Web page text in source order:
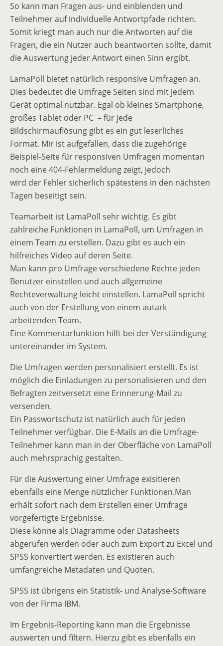
So kann man Fragen aus- und einblenden und
Teilnehmer auf individuelle Antwortpfade richten.
Somit kriegt man auch nur die Antworten auf die
Fragen, die ein Nutzer auch beantworten sollte, damit
die Auswertung jeder Antwort einen Sinn ergibt.
LamaPoll bietet natürlich responsive Umfragen an.
Dies bedeutet die Umfrage Seiten sind mit jedem
Gerät optimal nutzbar. Egal ob kleines Smartphone,
großes Tablet oder PC – für jede
Bildschirmauflösung gibt es ein gut leserliches
Format. Mir ist aufgefallen, dass die zugehörige
Beispiel-Seite für responsiven Umfragen momentan
noch eine 404-Fehlermeldung zeigt, jedoch
wird der Fehler sicherlich spätestens in den nächsten
Tagen beseitigt sein.
Teamarbeit ist LamaPoll sehr wichtig. Es gibt
zahlreiche Funktionen in LamaPoll, um Umfragen in
einem Team zu erstellen. Dazu gibt es auch ein
hilfreiches Video auf deren Seite.
Man kann pro Umfrage verschiedene Rechte jeden
Benutzer einstellen und auch allgemeine
Rechteverwaltung leicht einstellen. LamaPoll spricht
auch von der Erstellung von einem autark
arbeitenden Team.
Eine Kommentarfunktion hilft bei der Verständigung
untereinander im System.
Die Umfragen werden personalisiert erstellt. Es ist
möglich die Einladungen zu personalisieren und den
Befragten zeitversetzt eine Erinnerung-Mail zu
versenden.
Ein Passwortschutz ist natürlich auch für jeden
Teilnehmer verfügbar. Die E-Mails an die Umfrage-
Teilnehmer kann man in der Oberfläche von LamaPoll
auch mehrsprachig gestalten.
Für die Auswertung einer Umfrage exisitieren
ebenfalls eine Menge nützlicher Funktionen.Man
erhält sofort nach dem Erstellen einer Umfrage
vorgefertigte Ergebnisse.
Diese könne als Diagramme oder Datasheets
abgerufen werden oder auch zum Export zu Excel und
SPSS konvertiert werden. Es existieren auch
umfangreiche Metadaten und Quoten.
SPSS ist übrigens ein Statistik- und Analyse-Software
von der Firma IBM.
Im Ergebnis-Reporting kann man die Ergebnisse
auswerten und filtern. Hierzu gibt es ebenfalls ein